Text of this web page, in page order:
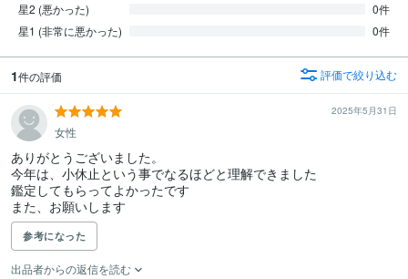
星2 (悪かった)
0件
星1 (非常に悪かった)
0件
1件の評価 評価で絞り込む
2025年5月31日
女性
ありがとうございました。
今年は、小休止という事でなるほどと理解できました
鑑定してもらってよかったです
参考になった
出品者からの返信を読む